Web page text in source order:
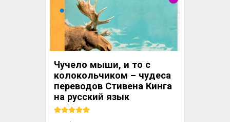
было ничего условного, иначе говоря,
они не несли на себе печать социального
соглашения, а значит, и не были
общепонятными. Устное слово
появилось поздно, но письменная речь
Чучело мыши, и то с
колокольчиком – чудеса
переводов Стивена Кинга
на русский язык